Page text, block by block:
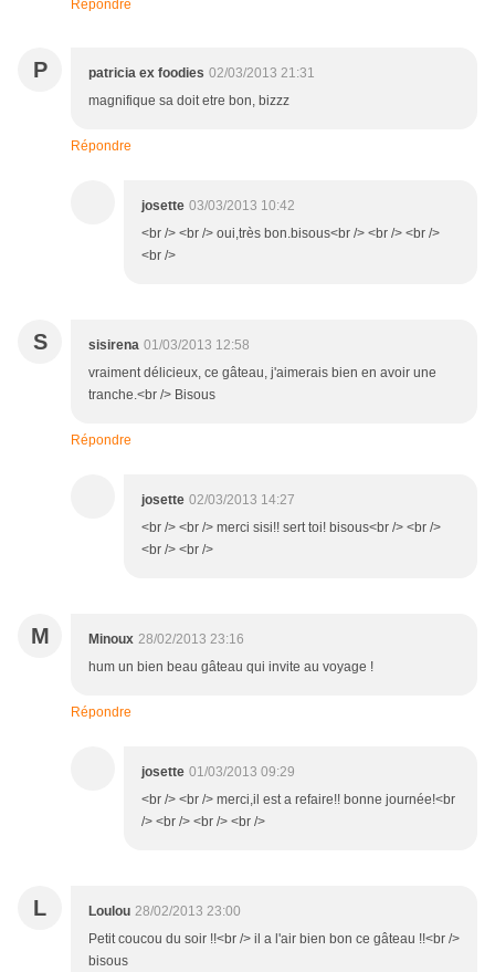
Répondre
P patricia ex foodies 02/03/2013 21:31
magnifique sa doit etre bon, bizzz
Répondre
josette 03/03/2013 10:42
<br /> <br /> oui,très bon.bisous<br /> <br /> <br />
<br />
S sisirena 01/03/2013 12:58
vraiment délicieux, ce gâteau, j'aimerais bien en avoir une
tranche.<br /> Bisous
Répondre
josette 02/03/2013 14:27
<br /> <br /> merci sisi!! sert toi! bisous<br /> <br />
<br /> <br />
M Minoux 28/02/2013 23:16
hum un bien beau gâteau qui invite au voyage !
Répondre
josette 01/03/2013 09:29
<br /> <br /> merci,il est a refaire!! bonne journée!<br
/> <br /> <br /> <br />
L Loulou 28/02/2013 23:00
Petit coucou du soir !!<br /> il a l'air bien bon ce gâteau !!<br />
bisous